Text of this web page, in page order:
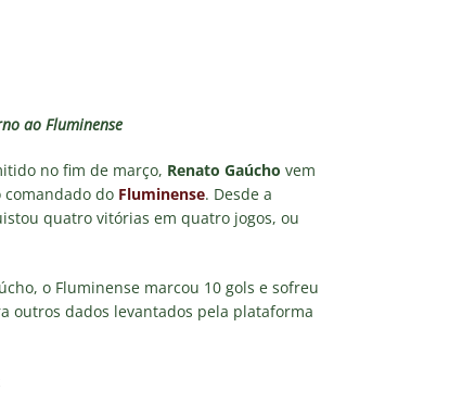
no Maracanã para o clássico contra o Vasco
vai lotar na Copa do Brasil: CET-Rio monta
ao Fluminense
no fim de março, Renato Gaúcho vem
do Fluminense. Desde a
quatro vitórias em quatro jogos, ou
o Fluminense marcou 10 gols e sofreu
outros dados levantados pela plataforma